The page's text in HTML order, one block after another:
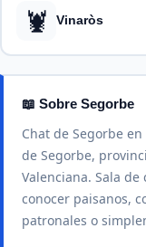
🦞 Vinaròs
📖 Sobre Segorbe
Chat de Segorbe
de Segorbe,
Valenciana. Sala
conocer paisanos,
patronales o